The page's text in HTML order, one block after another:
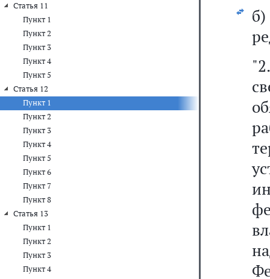
Статья 11
Пункт 1
Пункт 2
Пункт 3
Пункт 4
Пункт 5
Статья 12
Пункт 1
Пункт 2
Пункт 3
Пункт 4
Пункт 5
Пункт 6
Пункт 7
Пункт 8
Статья 13
Пункт 1
Пункт 2
Пункт 3
Пункт 4